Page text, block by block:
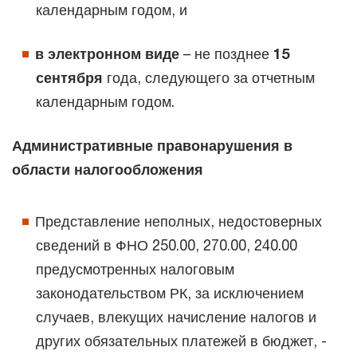
календарным годом, и
в электронном виде – не позднее 15
сентября года, следующего за отчетным
календарным годом.
Административные правонарушения в
области налогообложения
Представление неполных, недостоверных
сведений в ФНО 250.00, 270.00, 240.00
предусмотренных налоговым
законодательством РК, за исключением
случаев, влекущих начисление налогов и
других обязательных платежей в бюджет, -